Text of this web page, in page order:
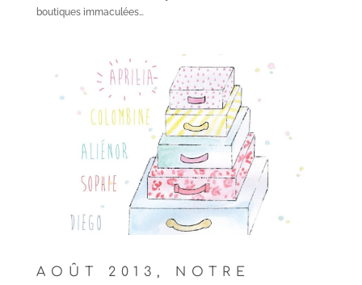
boutiques immaculées…
AOÛT 2013, NOTRE